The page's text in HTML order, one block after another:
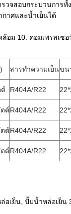
วจสอบกระบวนการทั้
าศและน้ำเย็นได้
อม 10. คอมเพรสเซ
สารทำความเย็นขน
R404A/R22
ต์R404A/R22
ต์R404A/R22
ต์R404A/R22